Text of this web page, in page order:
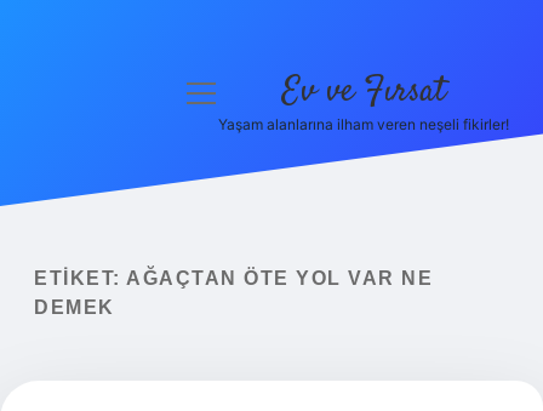
Yasal Uyarı
menüyü
Ev ve Fırsat
Yaşam alanlarına ilham veren neşeli fikirler!
ETIKET: AĞAÇTAN ÖTE YOL VAR NE
DEMEK